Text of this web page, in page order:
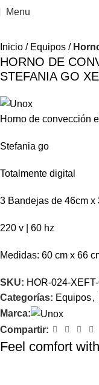
Menu
Inicio Equipos
HORNO DE
STEFANIA GO
Horno de convección
Stefania go
Totalmente digital
3 Bandejas de 46cm x
220 v | 60 hz
Medidas: 60 cm x 66
SKU: HOR-024-
Categorías: Equipos,
Marca:
Compartir:
Feel comfort